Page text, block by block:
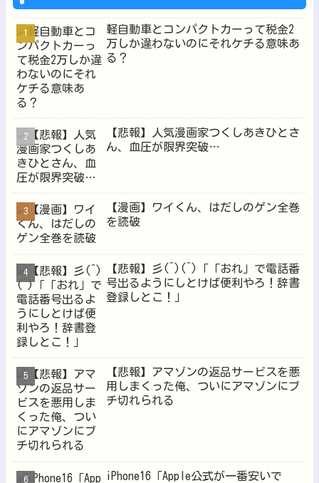
軽自動車とコンパクトカーって税金2
万しか違わないのにそれケチる意味あ
る？
【悲報】人気漫画家つくしあきひとさ
ん、血圧が限界突破…
【漫画】ワイくん、はだしのゲン全巻
を読破
【悲報】彡(^)(^)「「おれ」で電話番
号出るようにしとけば便利やろ！辞書
登録しとこ！」
【悲報】アマゾンの返品サービスを悪
用しまくった俺、ついにアマゾンにブ
チ切れられる
iPhone16「Apple公式が一番安いで